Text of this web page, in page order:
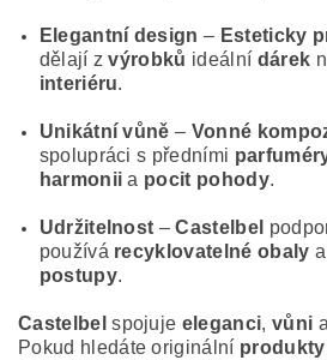
Elegantní design – Esteticky
dělají zvýrobků ideální dárek
interiéru.
Unikátní vůně – Vonné
spolupráci s předními
harmonii a pocit pohody.
Udržitelnost –Castelbel
používá recyklovatelné obaly
postupy.
Castelbel spojuje eleganci, vůni a
Pokud hledáte originální produkty